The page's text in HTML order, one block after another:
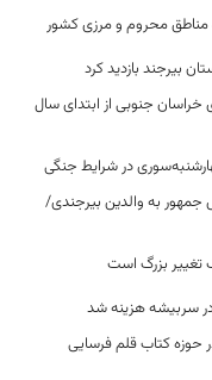
مناطق محروم و مرزی کشور
بیرجند بازدید کرد
جنوبی از ابتدای سال
در شرایط جنگی
به والدین بیرجندی/
تغییر بزرگ است
در حوزه کتاب قلم فرسایی